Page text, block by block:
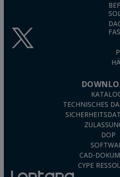
TECHNISCHES
DOP
CAD-
CYPE